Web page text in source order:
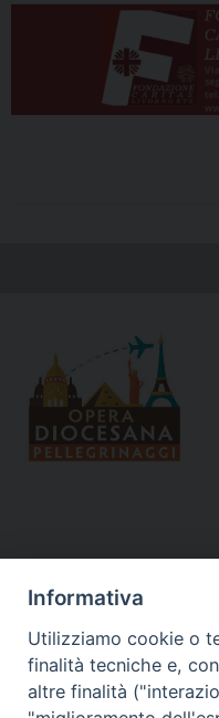
Informativa
Utilizziamo cookie o
finalità tecniche e,
altre finalità